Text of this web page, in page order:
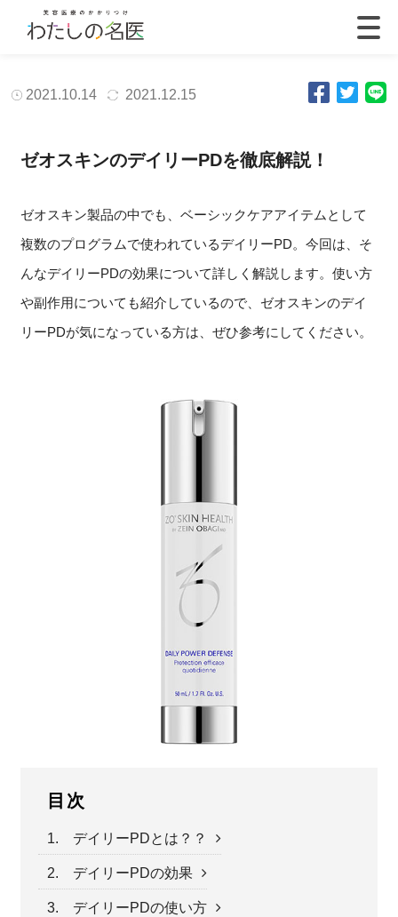
2021.10.14 2021.12.15
ゼオスキンのデイリーPDを徹底解説！
ゼオスキン製品の中でも、ベーシックケアアイテムとして
複数のプログラムで使われているデイリーPD。今回は、そ
んなデイリーPDの効果について詳しく解説します。使い方
や副作用についても紹介しているので、ゼオスキンのデイ
リーPDが気になっている方は、ぜひ参考にしてください。
目次
1. デイリーPDとは？？
2. デイリーPDの効果
3. デイリーPDの使い方